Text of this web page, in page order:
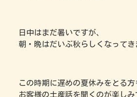
日中はまだ暑いですが、
朝・晩はだいぶ秋らしくなって
この時期に遅めの夏休みをとる方
お客様の土産話を聞くのが楽しみ